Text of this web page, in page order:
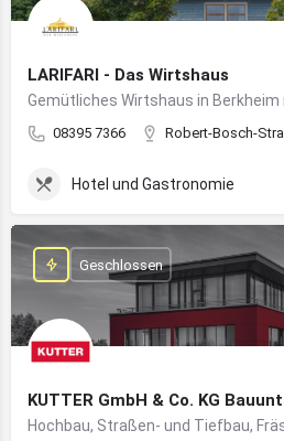
LARIFARI - Das Wirtshaus
08395 7366 Robert-Bosch-
Hotel und Gastronomie
KUTTER GmbH & Co. KG
Hochbau, Straßen- und Tiefbau,
Geschlossen